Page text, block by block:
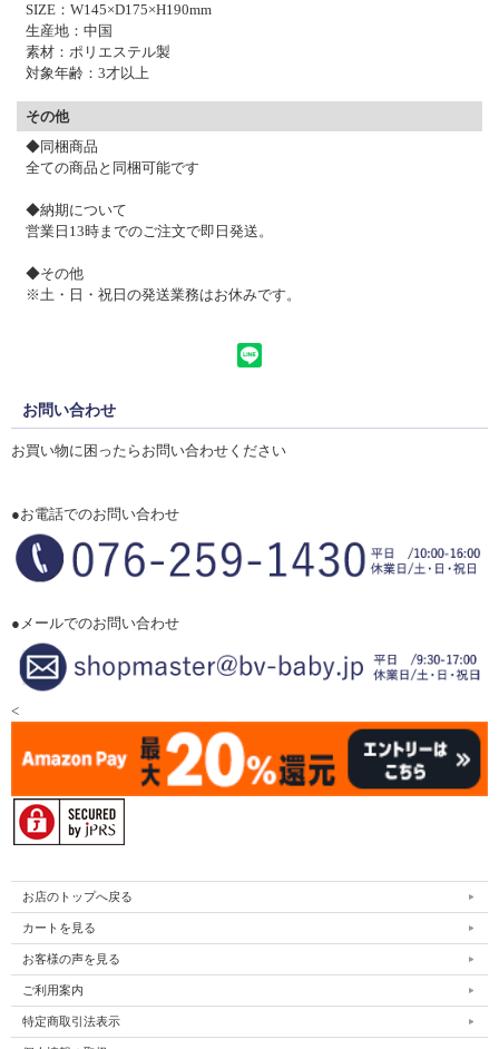
SIZE：W145×D175×H190mm
生産地：中国
素材：ポリエステル製
対象年齢：3才以上
その他
◆同梱商品
全ての商品と同梱可能です
◆納期について
営業日13時までのご注文で即日発送。
◆その他
※土・日・祝日の発送業務はお休みです。
お問い合わせ
お買い物に困ったらお問い合わせください
●お電話でのお問い合わせ
●メールでのお問い合わせ
<
お店のトップへ戻る
カートを見る
お客様の声を見る
ご利用案内
特定商取引法表示